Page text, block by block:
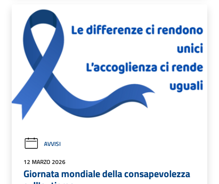
AVVISI
12 MARZO 2026
Giornata mondiale della consapevolezza